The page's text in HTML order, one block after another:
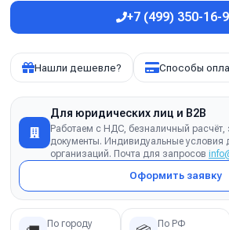
+7 (499) 350-16-
Нашли дешевле? Способы
Для юридических лиц и B2B
Работаем с НДС, безналичный
документы. Индивидуальные условия
организаций. Почта для запросов
Оформить заявку
По городу По РФ